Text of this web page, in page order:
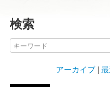
検索
アーカイブ |